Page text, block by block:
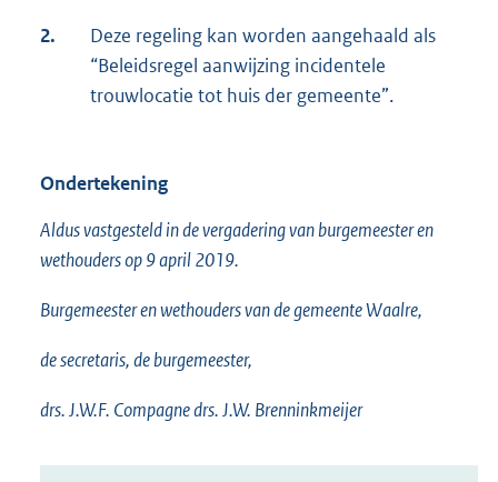
2.
Deze regeling kan worden aangehaald als
“Beleidsregel aanwijzing incidentele
trouwlocatie tot huis der gemeente”.
Ondertekening
Aldus vastgesteld in de vergadering van burgemeester en
wethouders op 9 april 2019.
Burgemeester en wethouders van de gemeente Waalre,
de secretaris, de burgemeester,
drs. J.W.F. Compagne drs. J.W. Brenninkmeijer